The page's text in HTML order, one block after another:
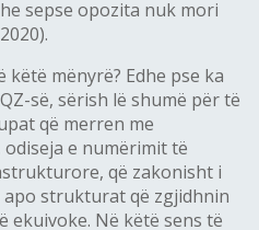
sepse opozita nuk mori
këtë mënyrë? Edhe pse ka
së, sërish lë shumë për të
që merren me
e numërimit të
që zakonisht i
strukturat që zgjidhnin
ekuivoke. Në këtë sens të